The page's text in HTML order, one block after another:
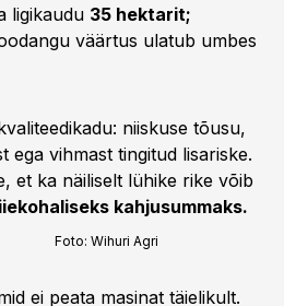
ligikaudu 35 hektarit;
väärtus ulatub umbes
niiskuse tõusu,
ega vihmast tingitud lisariske.
et ka näiliselt lühike rike võib
kahjusummaks.
Foto: Wihuri Agri
ei peata masinat täielikult.